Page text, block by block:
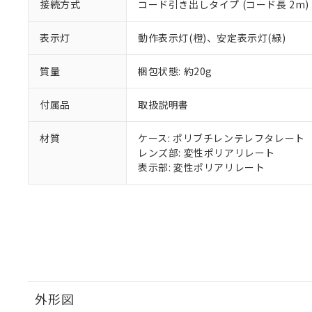
接続方式 コード引き出しタイプ (コード長 2m)
表示灯 動作表示灯(橙)、安定表示灯(緑)
質量 梱包状態: 約20g
付属品 取扱説明書
材質
ケース: ポリブチレンテレフタレート
レンズ部: 変性ポリアリレート
表示部: 変性ポリアリレート
外形図
り割愛しておりま